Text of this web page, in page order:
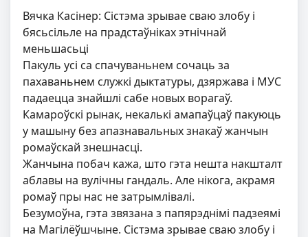
Вячка Касінер: Сістэма зрывае сваю злобу і
бясьсільле на прадстаўніках этнічнай
меньшасьці
Пакуль усі са спачуваньнем сочаць за
пахаваньнем служкі дыктатуры, дзяржава і МУС
падаецца знайшлі сабе новых ворагаў.
Камароўскі рынак, некалькі амапаўцаў пакуюць
у машыну без апазнавальных знакаў жанчын
ромаўскай знешнасці.
Жанчына побач кажа, што гэта нешта накшталт
аблавы на вулічны гандаль. Але нікога, акрамя
ромаў пры нас не затрымлівалі.
Безумоўна, гэта звязана з папярэднімі падзеямі
на Магілёўшчыне. Сістэма зрывае сваю злобу і